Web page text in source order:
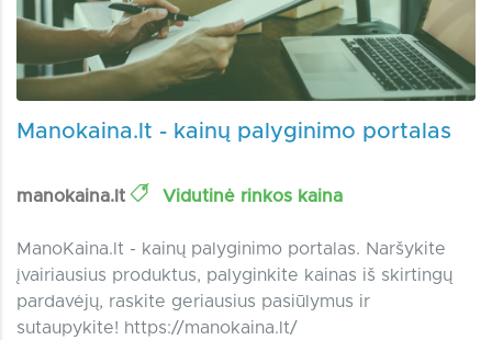
Manokaina.lt - kainų palyginimo portalas
manokaina.lt Vidutinė rinkos kaina
ManoKaina.lt - kainų palyginimo portalas. Naršykite
įvairiausius produktus, palyginkite kainas iš skirtingų
pardavėjų, raskite geriausius pasiūlymus ir
sutaupykite! https://manokaina.lt/